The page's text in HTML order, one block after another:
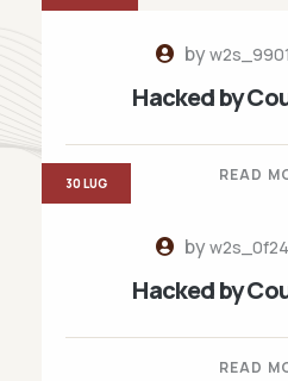
by
Hacked by
READ
by
Hacked by
READ
30 LUG